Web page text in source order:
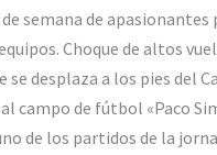
semana de
Choque de altos
se desplaza a los pies del
campo de fútbol «Paco
de los partidos de la